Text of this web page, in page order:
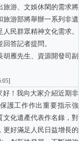
旅游、文娛休閑的需求將
旅游部將舉辦一系列非遺
民群眾精神文化需求。
答記者提問。
雁先生、資源開發司副
！我向大家介紹近期非
護工作作出重要指示強
文化遺產代表作名錄，對
更好滿足人民日益增長的